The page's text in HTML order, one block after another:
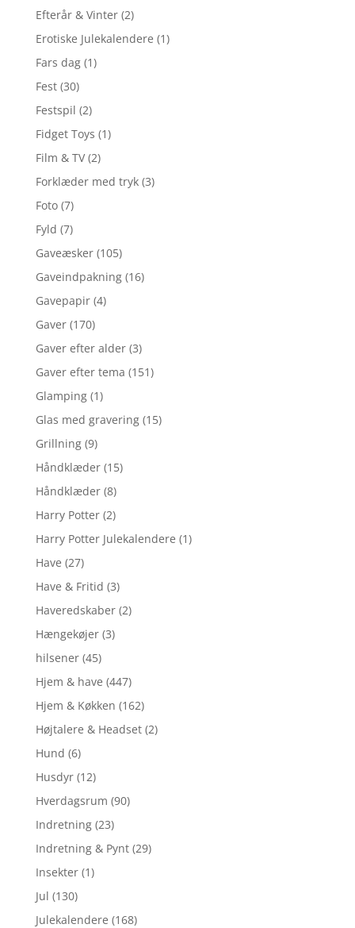
Efterår & Vinter (2)
Erotiske Julekalendere (1)
Fars dag (1)
Fest (30)
Festspil (2)
Fidget Toys (1)
Film & TV (2)
Forklæder med tryk (3)
Foto (7)
Fyld (7)
Gaveæsker (105)
Gaveindpakning (16)
Gavepapir (4)
Gaver (170)
Gaver efter alder (3)
Gaver efter tema (151)
Glamping (1)
Glas med gravering (15)
Grillning (9)
Håndklæder (15)
Håndklæder (8)
Harry Potter (2)
Harry Potter Julekalendere (1)
Have (27)
Have & Fritid (3)
Haveredskaber (2)
Hængekøjer (3)
hilsener (45)
Hjem & have (447)
Hjem & Køkken (162)
Højtalere & Headset (2)
Hund (6)
Husdyr (12)
Hverdagsrum (90)
Indretning (23)
Indretning & Pynt (29)
Insekter (1)
Jul (130)
Julekalendere (168)